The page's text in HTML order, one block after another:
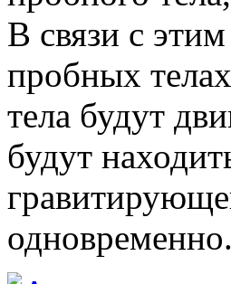
В связи с
пробных
тела будут
будут